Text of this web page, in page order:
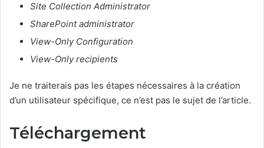
Site Collection Administrator
SharePoint administrator
View-Only Configuration
View-Only recipients
Je ne traiterais pas les étapes nécessaires à la création
d’un utilisateur spécifique, ce n’est pas le sujet de l’article.
Téléchargement